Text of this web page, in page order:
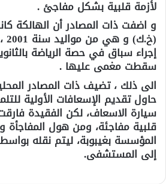
لأزمة قلبية بشكل مفاجئ .
و اضفت ذات المصادر أن الهالكة
إجراء سباق في حصة الرياضة
سقطت مغمى عليها .
الى ذلك ، تضيف ذات المصادر
حاول تقديم الإسعافات الأولية
سيارة الاسعاف، لكن الفقيدة فارقت
قلبية مفاجئة، ومن هول المفاجأة
المؤسسة بغيبوبة، ليتم نقله
إلى المستشفى.